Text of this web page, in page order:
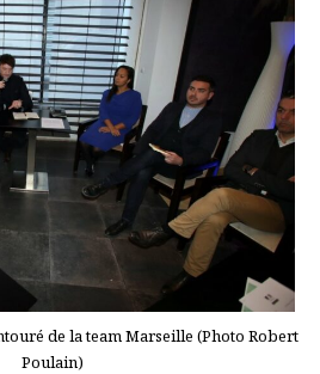
de la team Marseille (Photo Robert
Poulain)